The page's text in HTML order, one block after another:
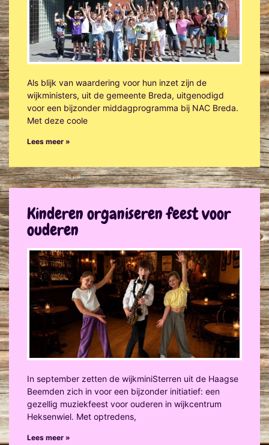
Als blijk van waardering voor hun inzet zijn de
wijkministers, uit de gemeente Breda, uitgenodigd
voor een bijzonder middagprogramma bij NAC Breda.
Met deze coole
Lees meer »
Kinderen organiseren feest voor
ouderen
In september zetten de wijkminiSterren uit de Haagse
Beemden zich in voor een bijzonder initiatief: een
gezellig muziekfeest voor ouderen in wijkcentrum
Heksenwiel. Met optredens,
Lees meer »